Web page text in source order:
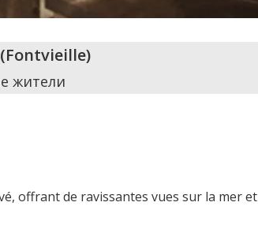
(Fontvieille)
жители
offrant de ravissantes vues sur la mer et